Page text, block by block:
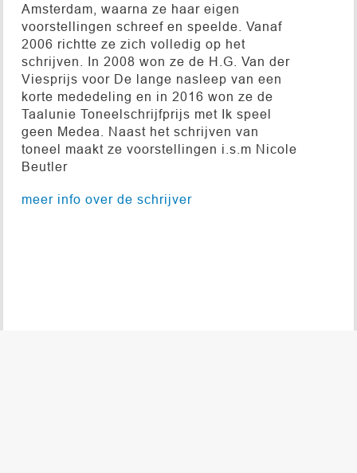
Amsterdam, waarna ze haar eigen
voorstellingen schreef en speelde. Vanaf
2006 richtte ze zich volledig op het
schrijven. In 2008 won ze de H.G. Van der
Viesprijs voor De lange nasleep van een
korte mededeling en in 2016 won ze de
Taalunie Toneelschrijfprijs met Ik speel
geen Medea. Naast het schrijven van
toneel maakt ze voorstellingen i.s.m Nicole
Beutler
meer info over de schrijver